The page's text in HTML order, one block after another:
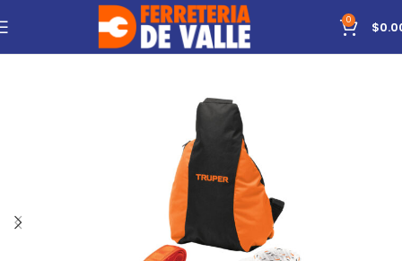
0 $